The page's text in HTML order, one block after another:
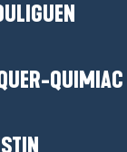
QUIMIAC